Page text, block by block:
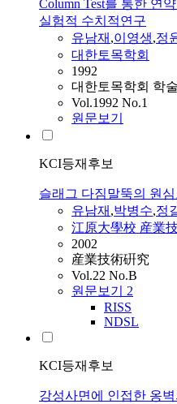
Column Test를 통한 연
실험적 수치적연구
유남재 ,이영생,정
대한토목학회
1992
대한토목학회 학
Vol.1992 No.1
원문보기
KCI등재후보
슬래그 다짐말뚝의 원
유남재 ,박병수,정
江原大學校 産業
2002
産業技術硏究
Vol.22 No.B
원문보기 2
RISS
NDSL
KCI등재후보
강성사면에 인접한 옹